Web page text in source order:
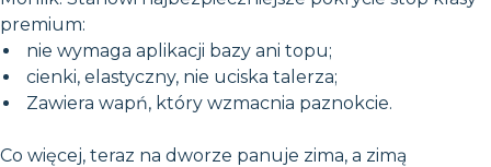
premium:
nie wymaga aplikacji bazy ani topu;
cienki, elastyczny, nie uciska talerza;
Zawiera wapń, który wzmacnia paznokcie.
Co więcej, teraz na dworze panuje zima, a zimą